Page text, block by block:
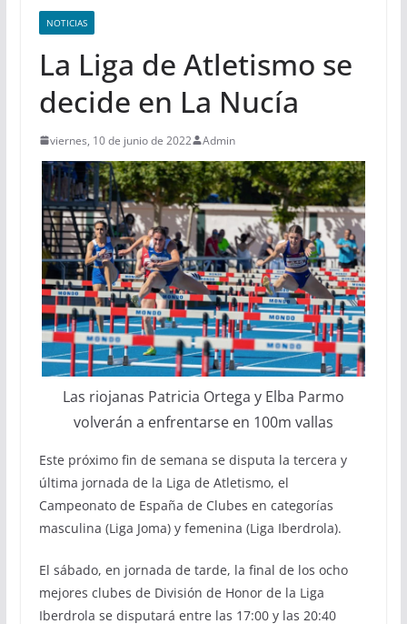
NOTICIAS
La Liga de Atletismo se
decide en La Nucía
viernes, 10 de junio de 2022 Admin
Las riojanas Patricia Ortega y Elba Parmo
volverán a enfrentarse en 100m vallas
Este próximo fin de semana se disputa la tercera y
última jornada de la Liga de Atletismo, el
Campeonato de España de Clubes en categorías
masculina (Liga Joma) y femenina (Liga Iberdrola).
El sábado, en jornada de tarde, la final de los ocho
mejores clubes de División de Honor de la Liga
Iberdrola se disputará entre las 17:00 y las 20:40